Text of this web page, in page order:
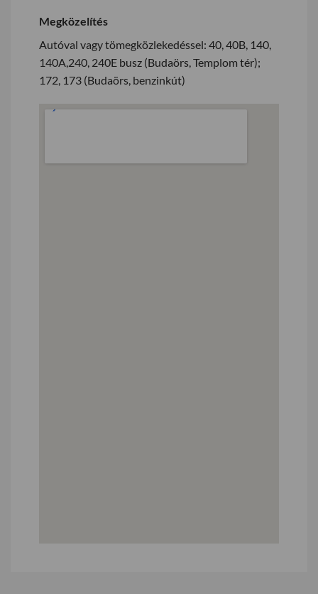
Megközelítés
Autóval vagy tömegközlekedéssel: 40, 40B, 140,
140A,240, 240E busz (Budaörs, Templom tér);
172, 173 (Budaörs, benzinkút)